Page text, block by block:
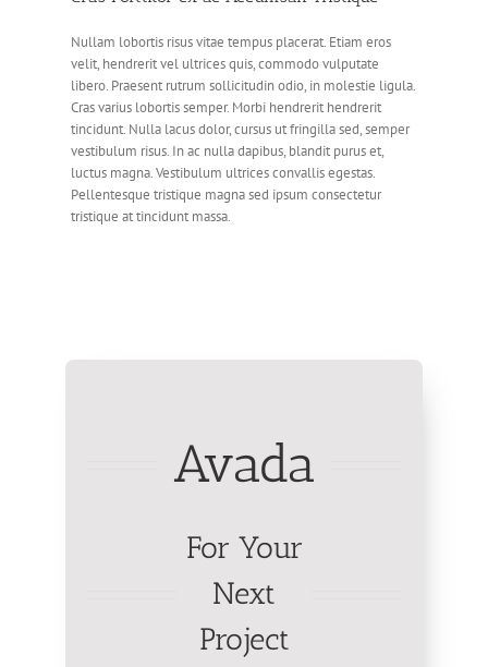
Nullam lobortis risus vitae tempus placerat. Etiam eros
velit, hendrerit vel ultrices quis, commodo vulputate
libero. Praesent rutrum sollicitudin odio, in molestie ligula.
Cras varius lobortis semper. Morbi hendrerit hendrerit
tincidunt. Nulla lacus dolor, cursus ut fringilla sed, semper
vestibulum risus. In ac nulla dapibus, blandit purus et,
luctus magna. Vestibulum ultrices convallis egestas.
Pellentesque tristique magna sed ipsum consectetur
tristique at tincidunt massa.
Avada
For Your
Next
Project